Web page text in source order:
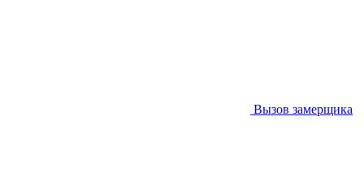
Вызов замерщика